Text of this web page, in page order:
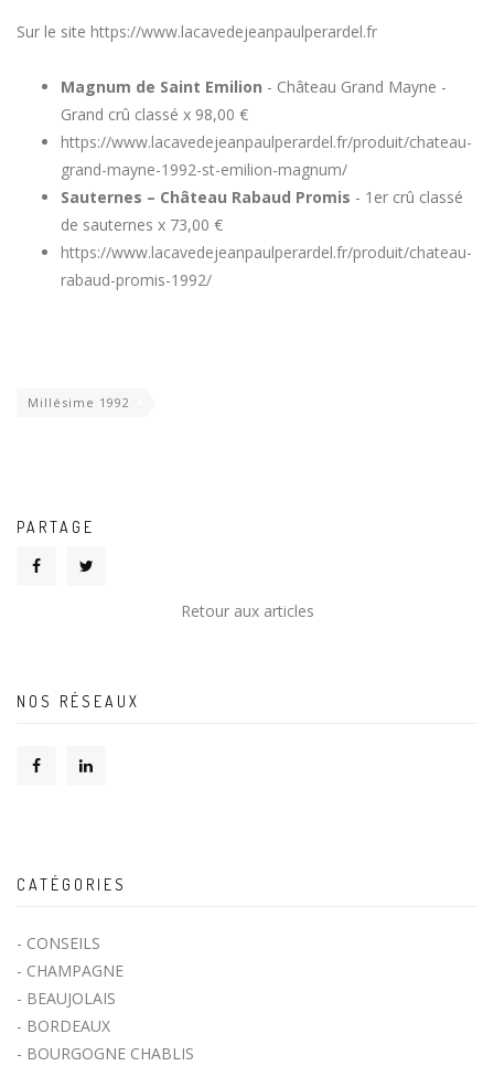
Sur le site https://www.lacavedejeanpaulperardel.fr
Magnum de Saint Emilion - Château Grand Mayne -
Grand crû classé x 98,00 €
https://www.lacavedejeanpaulperardel.fr/produit/chateau-
grand-mayne-1992-st-emilion-magnum/
Sauternes – Château Rabaud Promis - 1er crû classé
de sauternes x 73,00 €
https://www.lacavedejeanpaulperardel.fr/produit/chateau-
rabaud-promis-1992/
Millésime 1992
PARTAGE
Retour aux articles
NOS RÉSEAUX
CATÉGORIES
- CONSEILS
- CHAMPAGNE
- BEAUJOLAIS
- BORDEAUX
- BOURGOGNE CHABLIS